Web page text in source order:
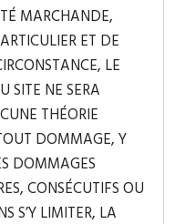
MARCHANDE,
ET DE
LE
SITE NE SERA
THÉORIE
DOMMAGE, Y
DOMMAGES
CONSÉCUTIFS OU
S’Y LIMITER, LA